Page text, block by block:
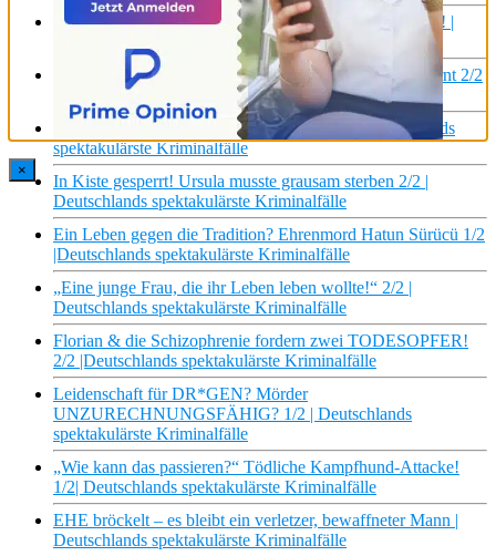
Liebesdienste für Millionen 1/2 – Erpressung mit Video! |
Deutschlands spektakulärste Kriminalfälle
Leben vieler Menschen ZERSTÖRT! Gert Postel enttarnt 2/2
| Deutschlands spektakulärste Kriminalfälle
Wer ist Marianne Bachmeier wirklich? 2/2 | Deutschlands
spektakulärste Kriminalfälle
In Kiste gesperrt! Ursula musste grausam sterben 2/2 |
Deutschlands spektakulärste Kriminalfälle
Ein Leben gegen die Tradition? Ehrenmord Hatun Sürücü 1/2
|Deutschlands spektakulärste Kriminalfälle
„Eine junge Frau, die ihr Leben leben wollte!“ 2/2 |
Deutschlands spektakulärste Kriminalfälle
Florian & die Schizophrenie fordern zwei TODESOPFER!
2/2 |Deutschlands spektakulärste Kriminalfälle
Leidenschaft für DR*GEN? Mörder
UNZURECHNUNGSFÄHIG? 1/2 | Deutschlands
spektakulärste Kriminalfälle
„Wie kann das passieren?“ Tödliche Kampfhund-Attacke!
1/2| Deutschlands spektakulärste Kriminalfälle
EHE bröckelt – es bleibt ein verletzer, bewaffneter Mann |
Deutschlands spektakulärste Kriminalfälle
×